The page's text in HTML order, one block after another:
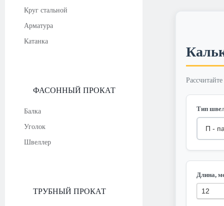
Круг стальной
Арматура
Катанка
ФАСОННЫЙ ПРОКАТ
Балка
Уголок
Швеллер
ТРУБНЫЙ ПРОКАТ
Тип
Длина,